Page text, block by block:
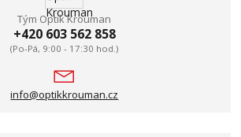
Tým Optik Krouman
+420 603 562 858
(Po-Pá, 9:00 - 17:30 hod.)
info@optikkrouman.cz